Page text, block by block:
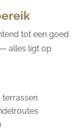
tot een goed
alles ligt op
terrassen